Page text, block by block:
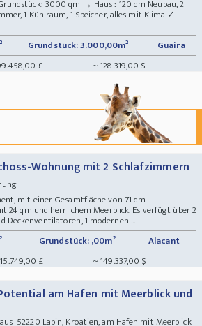
3000 qm → Haus : 120 qm Neubau, 2
1 Kühlraum, 1 Speicher, alles mit Klima ✓
Grundstück: 3.000,00m²
Guaira
£ ~ 128.319,00 $
Wohnung mit 2 Schlafzimmern
mit einer Gesamtfläche von 71 qm
24 qm und herrlichem Meerblick. Es verfügt über 2
1 modernen ...
Grundstück: ,00m²
Alacant
£ ~ 149.337,00 $
am Hafen mit Meerblick und
52220 Labin, Kroatien, am Hafen mit Meerblick